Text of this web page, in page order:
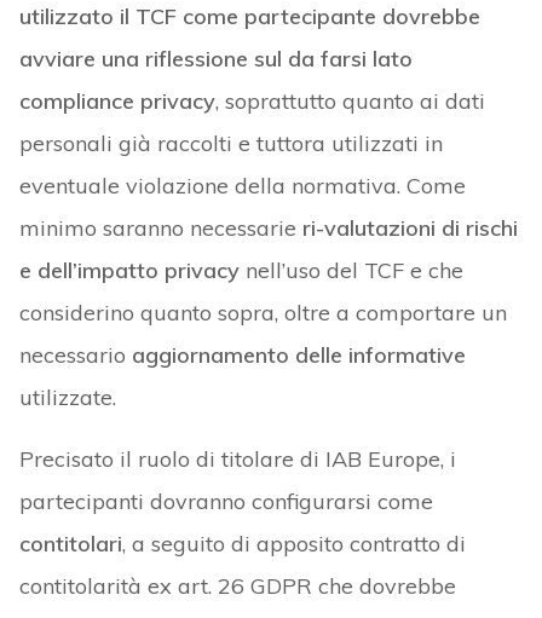
utilizzato il TCF come partecipante dovrebbe
avviare una riflessione sul da farsi lato
compliance privacy, soprattutto quanto ai dati
personali già raccolti e tuttora utilizzati in
eventuale violazione della normativa. Come
minimo saranno necessarie ri-valutazioni di rischi
e dell’impatto privacynell’uso del TCF e che
considerino quanto sopra, oltre a comportare un
necessario aggiornamento delle informative
utilizzate.
Precisato il ruolo di titolare di IAB Europe, i
partecipanti dovranno configurarsi come
contitolari, a seguito di apposito contratto di
contitolarità ex art. 26 GDPR che dovrebbe